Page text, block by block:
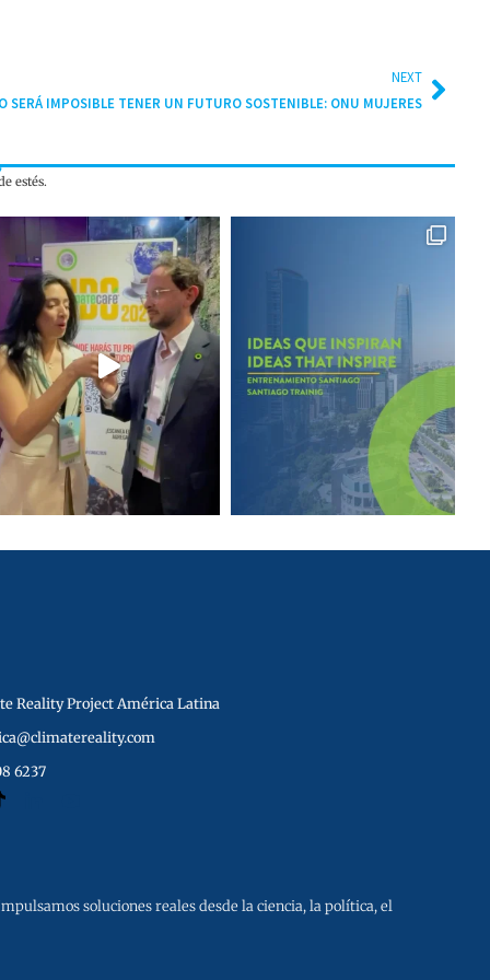
NEXT
SERÁ IMPOSIBLE TENER UN FUTURO SOSTENIBLE: ONU MUJERES
estés.
Reality Project América Latina
6237
soluciones reales desde la ciencia, la política, el